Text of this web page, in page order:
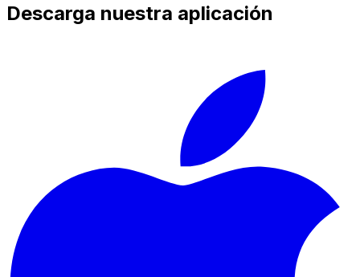
Descarga nuestra aplicación